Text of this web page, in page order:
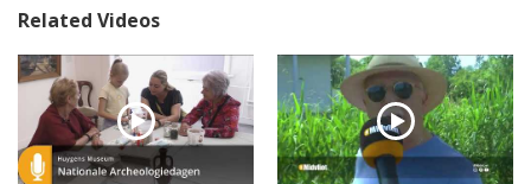
Related Videos